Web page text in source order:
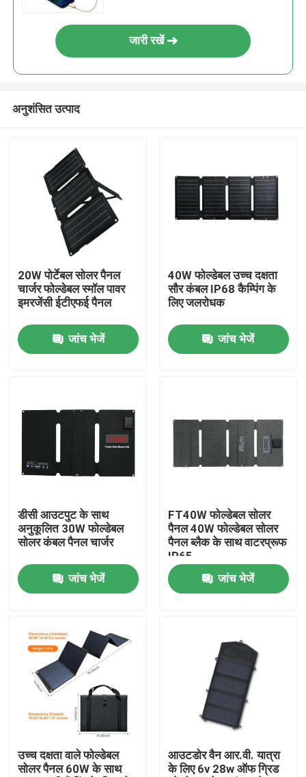
वीडियो
हमारे बारे में
गुणवत्ता नियंत्रण
पोर्टेबल सोलर पैनल
लचीला सौर पैनल
तह करने योग्य सौर कंबल
सौर बैटरी चार्जर
जारी रखें
अनुशंसित उत्पाद
20W पोर्टेबल सोलर पैनल
चार्जर फोल्डेबल स्मॉल पावर
इमरजेंसी ईटीएफई पैनल
जांच भेजें
40W फोल्डेबल उच्च दक्षता
सौर कंबल IP68 कैम्पिंग के
लिए जलरोधक
जांच भेजें
डीसी आउटपुट के साथ
अनुकूलित 30W फोल्डेबल
सोलर कंबल पैनल चार्जर
जांच भेजें
FT40W फोल्डेबल सोलर
पैनल 40W फोल्डेबल सोलर
पैनल ब्लैक के साथ वाटरप्रूफ
IP65
जांच भेजें
उच्च दक्षता वाले फोल्डेबल
सोलर पैनल 60W के साथ
आउटडोर वैन आर.वी. यात्रा
के लिए 6v 28w ऑफ ग्रिड